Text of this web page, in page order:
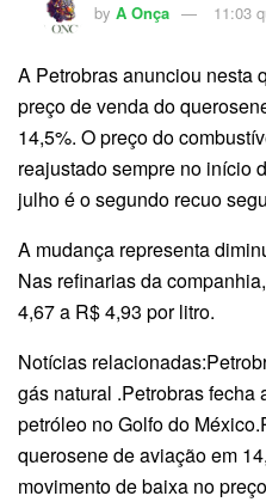
by A Onça 11:03
A Petrobras anunciou nesta
preço de venda do
14,5%. O preço do
reajustado sempre no início
julho é o segundo recuo
A mudança representa
Nas refinarias da
4,67 a R$ 4,93 por litro.
Notícias
gás natural .Petrobras
petróleo no Golfo do
querosene de aviação em
movimento de baixa no